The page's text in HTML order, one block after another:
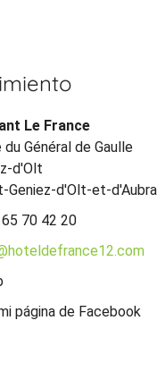
Le France
du Général de Gaulle
d'Olt
Geniez-d'Olt-et-
70 42 20
página de Facebook